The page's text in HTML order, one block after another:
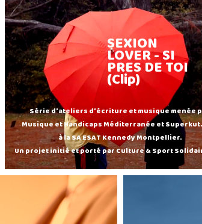
SEXION
LOVER - SI
PRES DE TOI
(Clip)
Série d'ateliers d'écriture et musique menée
Musique et Handicaps Méditerranée et
à la SA ESAT Kennedy Montpellier.
Un projet initié et porté par Culture & Sport